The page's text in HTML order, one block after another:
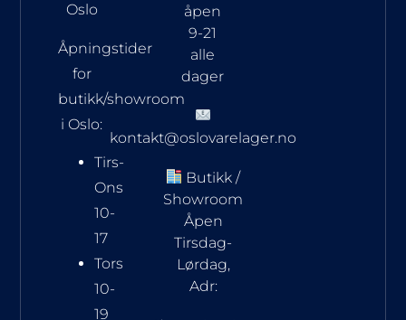
Oslo
Åpningstider
for
butikk/showroom
i Oslo:
Tirs-
Ons
10-
17
Tors
10-
19
åpen
9-21
alle
dager
kontakt@oslovarelager.no
Butikk /
Showroom
Åpen
Tirsdag-
Lørdag,
Adr: